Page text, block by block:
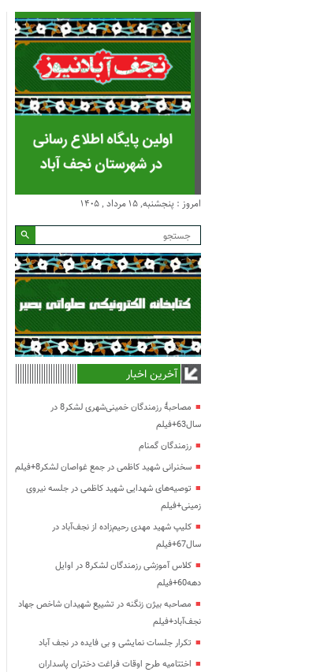
امروز : پنجشنبه, ۱۵ مرداد , ۱۴۰۵
آخرین اخبار
مصاحبۀ رزمندگان خمینی‌شهری لشکر8 در
سال63+فیلم
رزمندگان گمنام
سخنرانی شهید کاظمی در جمع غواصان لشکر8+فیلم
توصیه‌های شهدایی شهید کاظمی در جلسه نیروی
زمینی+فیلم
کلیپ شهید مهدی رحیم‌زاده از نجف‌آباد در
سال67+فیلم
کلاس آموزشی رزمندگان لشکر8 در اوایل
دهه60+فیلم
مصاحبه بیژن زنگنه در تشییع شهیدان شاخص جهاد
نجف‌آباد+فیلم
تکرار جلسات نمایشی و بی فایده در نجف آباد
اختتامیه طرح اوقات فراغت دختران پاسداران